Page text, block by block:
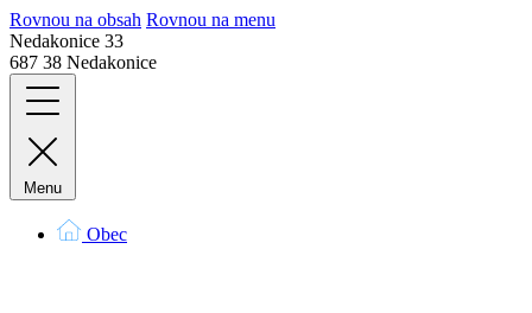
Rovnou na obsah Rovnou na menu
Nedakonice 33
687 38 Nedakonice
Menu
Obec